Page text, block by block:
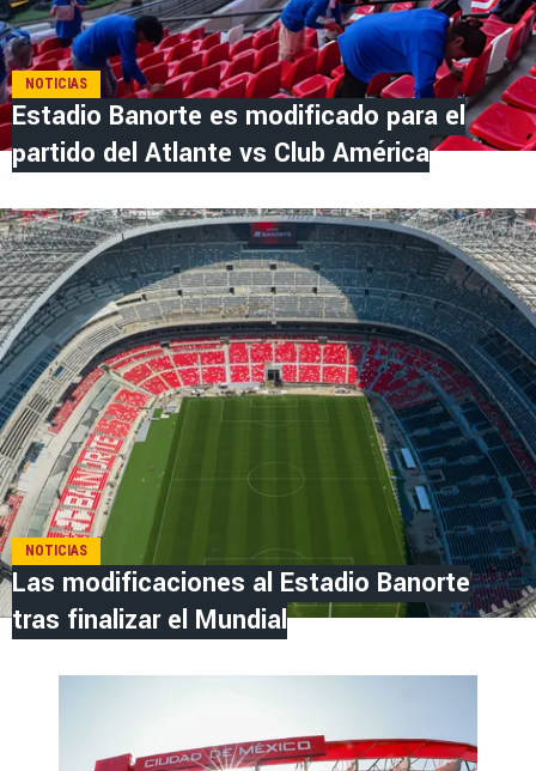
NOTICIAS
Estadio Banorte es modificado para el
partido del Atlante vs Club América
NOTICIAS
Las modificaciones al Estadio Banorte
tras finalizar el Mundial